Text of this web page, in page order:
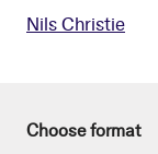
Nils Christie
Choose format